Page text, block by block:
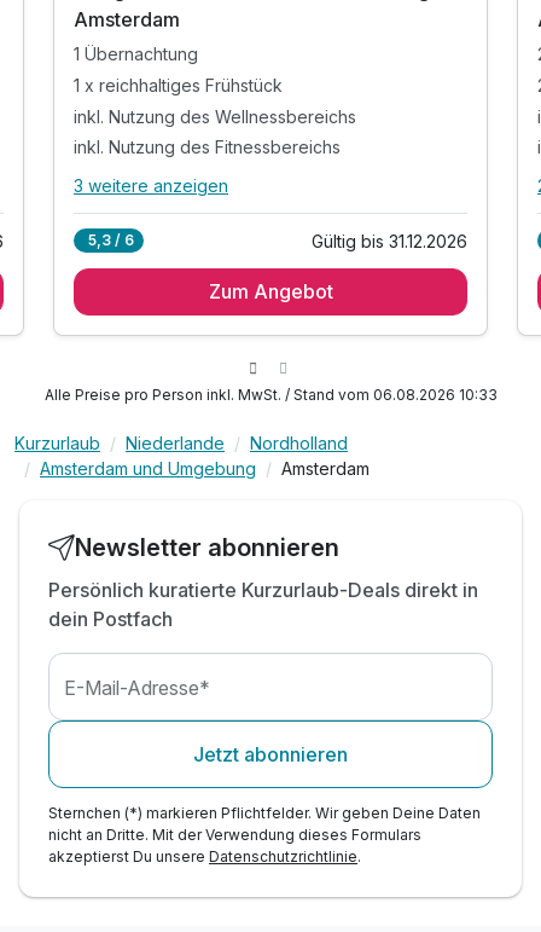
Amsterdam
1 Übernachtung
1 x reichhaltiges Frühstück
inkl. Nutzung des Wellnessbereichs
inkl. Nutzung des Fitnessbereichs
Alle Inklusivleistungen
1 x reichhaltiges Frühstück
1 x Welcome Drink
inkl. WLAN Nutzung im Hotel
3 weitere anzeigen
5,3 / 6 Gültig bis 31.12.2026
Zum Angebot
Alle Preise pro Person inkl. MwSt. / Stand vom 06.08.2026 10:33
Kurzurlaub Niederlande
Nordholland
Amsterdam und Umgebung
Amsterdam
Newsletter abonnieren
Persönlich kuratierte Kurzurlaub-Deals direkt in
dein Postfach
E-Mail-Adresse*
Jetzt abonnieren
Sternchen (*) markieren Pflichtfelder. Wir geben Deine Daten
nicht an Dritte. Mit der Verwendung dieses Formulars
akzeptierst Du unsere Datenschutzrichtlinie.